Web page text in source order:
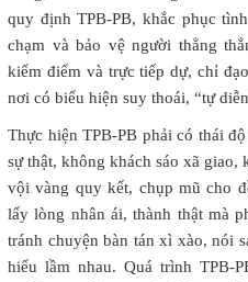
quy định TPB-PB, khắc phục
chạm và bảo vệ người thẳng
kiểm điểm và trực tiếp dự, chỉ
nơi có biểu hiện suy thoái, “tự
Thực hiện TPB-PB phải có thái
sự thật, không khách sáo xã
vội vàng quy kết, chụp mũ cho
lấy lòng nhân ái, thành thật mà
tránh chuyện bàn tán xì xào, nói
hiểu lầm nhau. Quá trình TPB-